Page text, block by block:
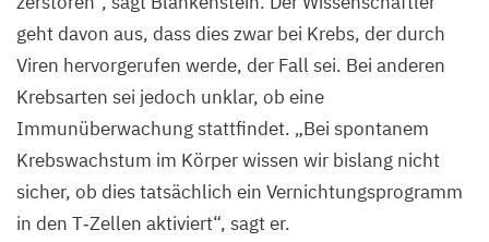
geht davon aus, dass dies zwar bei Krebs, der durch
Viren hervorgerufen werde, der Fall sei. Bei anderen
Krebsarten sei jedoch unklar, ob eine
Immunüberwachung stattfindet. „Bei spontanem
Krebswachstum im Körper wissen wir bislang nicht
sicher, ob dies tatsächlich ein Vernichtungsprogramm
in den T‑Zellen aktiviert“, sagt er.